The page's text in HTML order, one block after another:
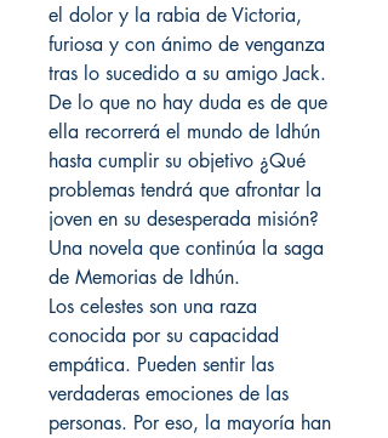
el dolor y la rabia de Victoria,
furiosa y con ánimo de venganza
tras lo sucedido a su amigo Jack.
De lo que no hay duda es de que
ella recorrerá el mundo de Idhún
hasta cumplir su objetivo ¿Qué
problemas tendrá que afrontar la
joven en su desesperada misión?
Una novela que continúa la saga
de Memorias de Idhún.
Los celestes son una raza
conocida por su capacidad
empática. Pueden sentir las
verdaderas emociones de las
personas. Por eso, la mayoría han